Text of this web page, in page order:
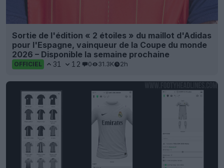
Sortie de l'édition « 2 étoiles » du maillot d'Adidas
pour l'Espagne, vainqueur de la Coupe du monde
2026 – Disponible la semaine prochaine
OFFICIEL 31 12 0 31.3K 2h